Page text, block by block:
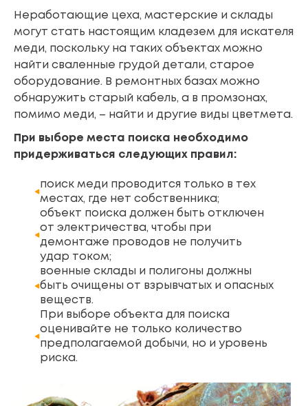
Неработающие цеха, мастерские и склады
могут стать настоящим кладезем для искателя
меди, поскольку на таких объектах можно
найти сваленные грудой детали, старое
оборудование. В ремонтных базах можно
обнаружить старый кабель, а в промзонах,
помимо меди, – найти и другие виды цветмета.
При выборе места поиска необходимо
придерживаться следующих правил:
поиск меди проводится только в тех
местах, где нет собственника;
объект поиска должен быть отключен
от электричества, чтобы при
демонтаже проводов не получить
удар током;
военные склады и полигоны должны
быть очищены от взрывчатых и опасных
веществ.
При выборе объекта для поиска
оценивайте не только количество
предполагаемой добычи, но и уровень
риска.